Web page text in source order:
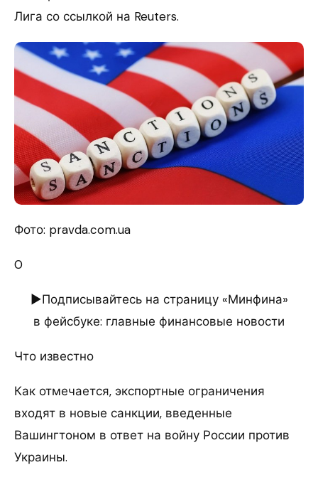
Лига со ссылкой на Reuters.
Фото: pravda.com.ua
0
►Подписывайтесь на страницу «Минфина»
в фейсбуке: главные финансовые новости
Что известно
Как отмечается, экспортные ограничения
входят в новые санкции, введенные
Вашингтоном в ответ на войну России против
Украины.